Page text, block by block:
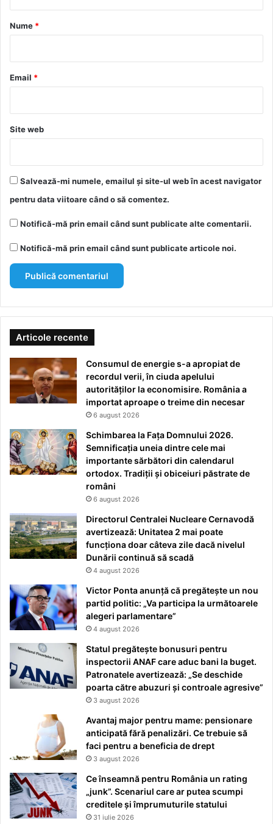
r
*
Nume *
Email *
Site web
Salvează-mi numele, emailul și site-ul web în acest navigator
pentru data viitoare când o să comentez.
Notifică-mă prin email când sunt publicate alte comentarii.
Notifică-mă prin email când sunt publicate articole noi.
Articole recente
Consumul de energie s-a apropiat de
recordul verii, în ciuda apelului
autorităților la economisire. România a
importat aproape o treime din necesar
6 august 2026
Schimbarea la Fața Domnului 2026.
Semnificația uneia dintre cele mai
importante sărbători din calendarul
ortodox. Tradiții și obiceiuri păstrate de
români
6 august 2026
Directorul Centralei Nucleare Cernavodă
avertizează: Unitatea 2 mai poate
funcționa doar câteva zile dacă nivelul
Dunării continuă să scadă
4 august 2026
Victor Ponta anunță că pregătește un nou
partid politic: „Va participa la următoarele
alegeri parlamentare”
4 august 2026
Statul pregătește bonusuri pentru
inspectorii ANAF care aduc bani la buget.
Patronatele avertizează: „Se deschide
poarta către abuzuri și controale agresive”
3 august 2026
Avantaj major pentru mame: pensionare
anticipată fără penalizări. Ce trebuie să
faci pentru a beneficia de drept
3 august 2026
Ce înseamnă pentru România un rating
„junk”. Scenariul care ar putea scumpi
creditele și împrumuturile statului
31 iulie 2026